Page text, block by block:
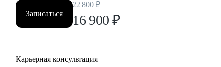
плыть по течению, но не знаете с чего начать ;)
глубокой экспертизы и использования в работе различных
Записаться
22 800 ₽
16 900 ₽
Карьерная консультация